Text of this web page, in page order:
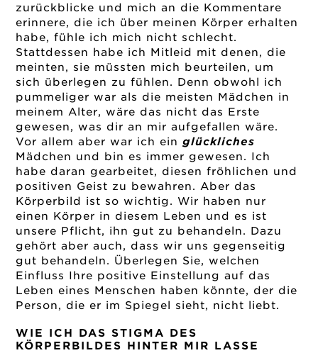
zurückblicke und mich an die Kommentare
erinnere, die ich über meinen Körper erhalten
habe, fühle ich mich nicht schlecht.
Stattdessen habe ich Mitleid mit denen, die
meinten, sie müssten mich beurteilen, um
sich überlegen zu fühlen. Denn obwohl ich
pummeliger war als die meisten Mädchen in
meinem Alter, wäre das nicht das Erste
gewesen, was dir an mir aufgefallen wäre.
Vor allem aber war ich einglückliches
Mädchen und bin es immer gewesen. Ich
habe daran gearbeitet, diesen fröhlichen und
positiven Geist zu bewahren. Aber das
Körperbild ist so wichtig. Wir haben nur
einen Körper in diesem Leben und es ist
unsere Pflicht, ihn gut zu behandeln. Dazu
gehört aber auch, dass wir uns gegenseitig
gut behandeln. Überlegen Sie, welchen
Einfluss Ihre positive Einstellung auf das
Leben eines Menschen haben könnte, der die
Person, die er im Spiegel sieht, nicht liebt.
WIE ICH DAS STIGMA DES
KÖRPERBILDES HINTER MIR LASSE